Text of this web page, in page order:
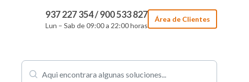
937 227 354 / 900 533 827
Lun – Sab de 09:00 a 22:00 horas
Área de Clientes